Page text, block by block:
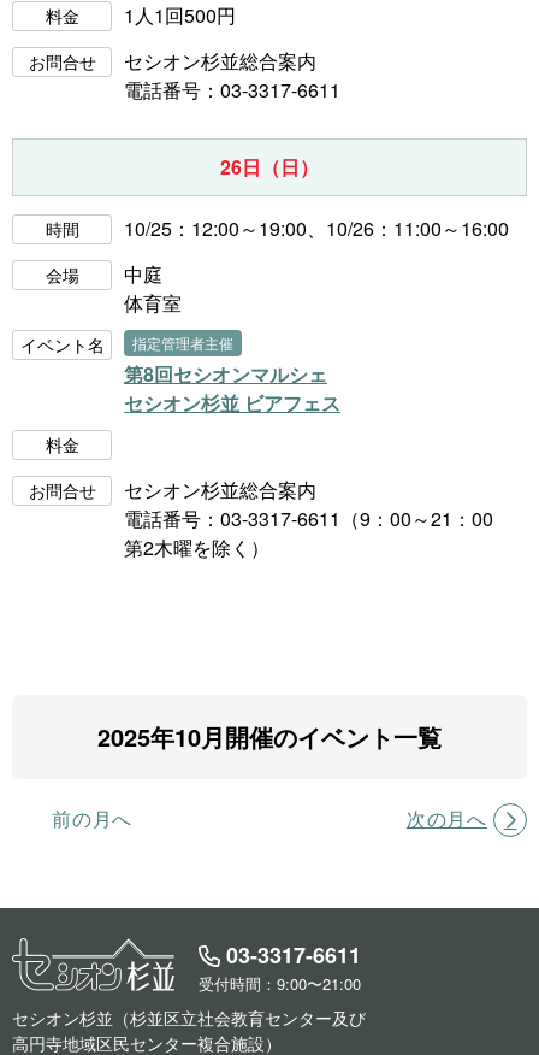
料金 1人1回500円
お問合せ
セシオン杉並総合案内
電話番号：03-3317-6611
26日（日）
時間 10/25：12:00～19:00、10/26：11:00～16:00
会場
中庭
体育室
イベント名 指定管理者主催
第8回セシオンマルシェ
セシオン杉並 ビアフェス
料金
お問合せ
セシオン杉並総合案内
電話番号：03-3317-6611（9：00～21：00
第2木曜を除く）
前の月へ
2025年10月開催のイベント一覧
次の月へ
03-3317-6611
受付時間：9:00〜21:00
セシオン杉並（杉並区立社会教育センター及び
高円寺地域区民センター複合施設）